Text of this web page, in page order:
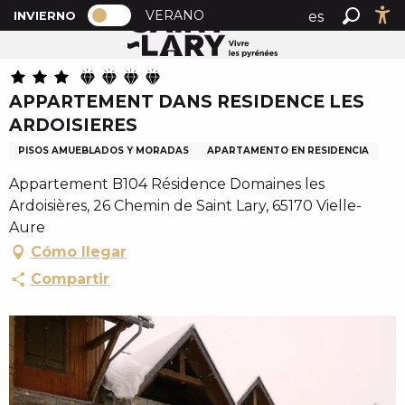
A
l
e
r
a
u
o
n
t
e
n
p
i
n
PAGE D’ACCUEIL ACTUELLE HIVER : PASSER EN
INVIERNO PAGE D’ACCUEIL ACTUELLE HIVER :
VERANO
es
Buscar
Inicio APPARTEMENT DANS RESIDENCE LES ARDOISIERES
APPARTEMENT DANS RESIDENCE LES
ARDOISIERES
PISOS AMUEBLADOS Y MORADAS APARTAMENTO EN RESIDENCIA
Appartement B104 Résidence Domaines les
Ardoisières, 26 Chemin de Saint Lary, 65170 Vielle-
Aure
Cómo llegar
Compartir